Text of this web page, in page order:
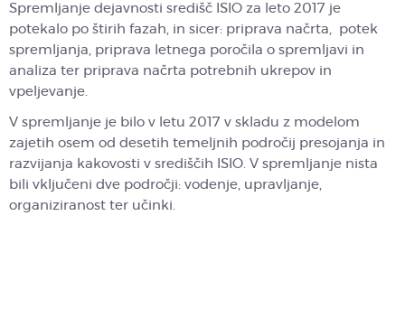
Spremljanje dejavnosti središč ISIO za leto 2017 je
potekalo po štirih fazah, in sicer: priprava načrta, potek
spremljanja, priprava letnega poročila o spremljavi in
analiza ter priprava načrta potrebnih ukrepov in
vpeljevanje.
V spremljanje je bilo v letu 2017 v skladu z modelom
zajetih osem od desetih temeljnih področij presojanja in
razvijanja kakovosti v središčih ISIO. V spremljanje nista
bili vključeni dve področji: vodenje, upravljanje,
organiziranost ter učinki.